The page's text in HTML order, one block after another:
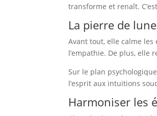
transforme et renaît.
La pierre de
Avant tout, elle calme
l’empathie. De plus, elle
Sur le plan
l’esprit aux intuitions
Harmoniser les